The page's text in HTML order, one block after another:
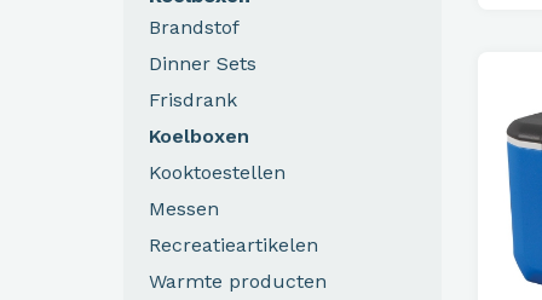
Brandstof
Dinner Sets
Frisdrank
Koelboxen
Kooktoestellen
Messen
Recreatieartikelen
Warmte producten